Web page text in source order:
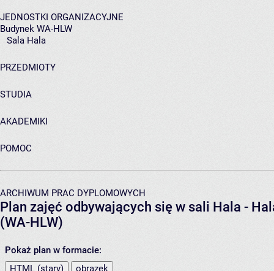
JEDNOSTKI ORGANIZACYJNE
Budynek WA-HLW
Sala Hala
PRZEDMIOTY
STUDIA
AKADEMIKI
POMOC
ARCHIWUM PRAC DYPLOMOWYCH
Plan zajęć odbywających się w sali Hala -
(WA-HLW)
Pokaż plan w formacie:
HTML (stary)
obrazek